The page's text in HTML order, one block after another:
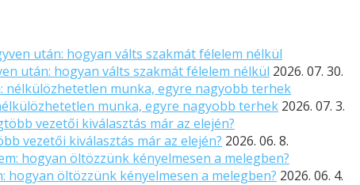
után: hogyan válts szakmát félelem nélkül 2026. 07. 30.
munka, egyre nagyobb terhek 2026. 07. 3.
vezetői kiválasztás már az elején? 2026. 06. 8.
hogyan öltözzünk kényelmesen a melegben? 2026. 06. 4.